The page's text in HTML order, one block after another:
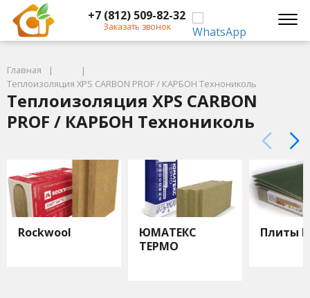
+7 (812) 509-82-32
Заказать звонок
Главная
Теплоизоляция XPS CARBON PROF / КАРБОН Технониколь
Теплоизоляция XPS CARBON
PROF / КАРБОН Технониколь
Rockwool
ЮМАТЕКС
ТЕРМО
Плиты